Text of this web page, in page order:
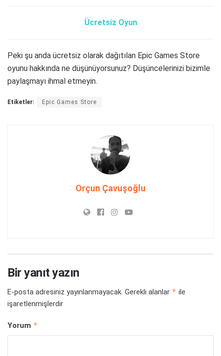
Ücretsiz Oyun
Peki şu anda ücretsiz olarak dağıtılan Epic Games Store
oyunu hakkında ne düşünüyorsunuz? Düşüncelerinizi bizimle
paylaşmayı ihmal etmeyin.
Etiketler: Epic Games Store
Orçun Çavuşoğlu
Bir yanıt yazın
E-posta adresiniz yayınlanmayacak. Gerekli alanlar * ile
işaretlenmişlerdir
Yorum *